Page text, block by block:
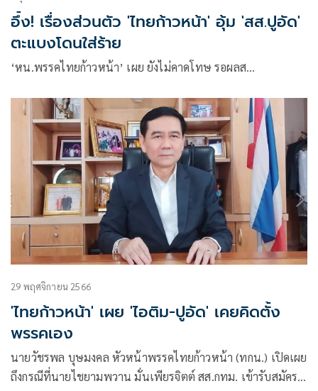
อึ้ง! เรื่องส่วนตัว 'ไทยก้าวหน้า' อุ้ม 'สส.ปูอัด'
ตะแบงโดนใส่ร้าย
‘หน.พรรคไทยก้าวหน้า’ เผย ยังไม่คาดโทษ รอผลส…
29 พฤศจิกายน 2566
'ไทยก้าวหน้า' เผย 'ไอติม-ปูอัด' เคยคิดตั้ง
พรรคเอง
นายวัชรพล บุษมงคล หัวหน้าพรรคไทยก้าวหน้า (ทกน.) เปิดเผย
ถึงกรณีที่นายไชยามพวาน มั่นเพียรจิตต์ สส.กทม. เข้ารับสมัคร